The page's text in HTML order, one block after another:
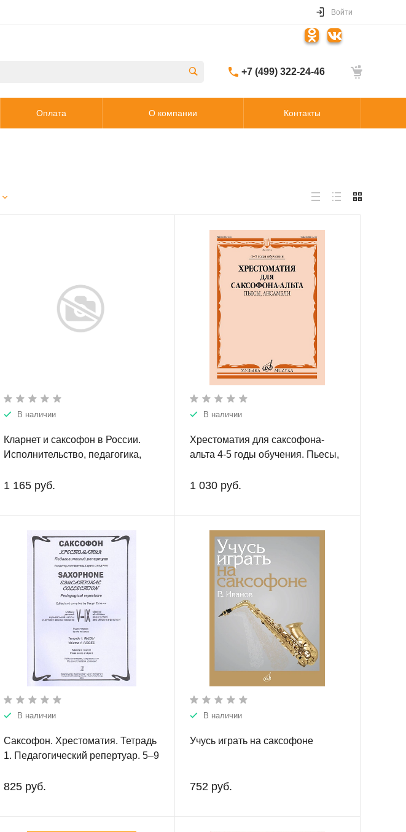
Войти
+7 (499) 322-24-46
Оплата О компании Контакты
В наличии
Кларнет и саксофон в России.
Исполнительство, педагогика,
1 165 руб.
В наличии
Хрестоматия для саксофона-
альта 4-5 годы обучения. Пьесы,
1 030 руб.
В наличии
Саксофон. Хрестоматия. Тетрадь
1. Педагогический репертуар. 5–9
партия. В двух тетрадях.
825 руб.
В наличии
Учусь играть на саксофоне
752 руб.